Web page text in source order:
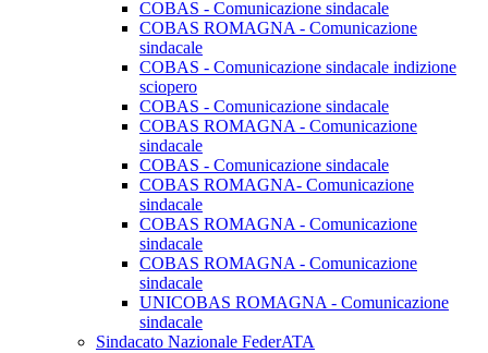
COBAS - Comunicazione sindacale
COBAS ROMAGNA - Comunicazione
sindacale
COBAS - Comunicazione sindacale indizione
sciopero
COBAS - Comunicazione sindacale
COBAS ROMAGNA - Comunicazione
sindacale
COBAS - Comunicazione sindacale
COBAS ROMAGNA- Comunicazione
sindacale
COBAS ROMAGNA - Comunicazione
sindacale
COBAS ROMAGNA - Comunicazione
sindacale
UNICOBAS ROMAGNA - Comunicazione
sindacale
Sindacato Nazionale FederATA